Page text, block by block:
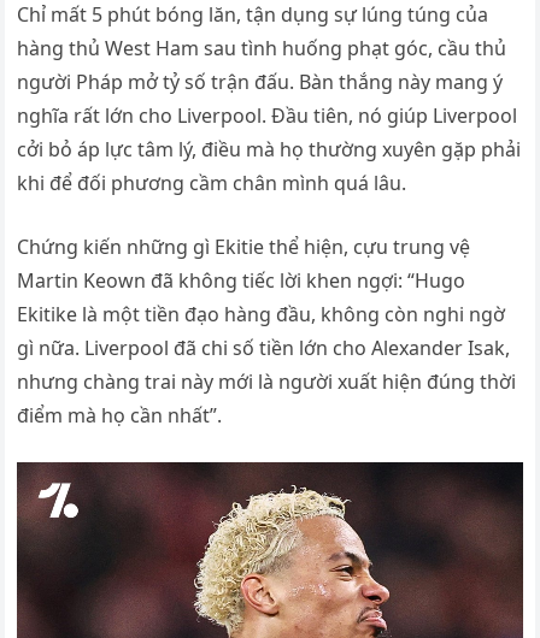
Chỉ mất 5 phút bóng lăn, tận dụng sự lúng túng của
hàng thủ West Ham sau tình huống phạt góc, cầu thủ
người Pháp mở tỷ số trận đấu. Bàn thắng này mang ý
nghĩa rất lớn cho Liverpool. Đầu tiên, nó giúp Liverpool
cởi bỏ áp lực tâm lý, điều mà họ thường xuyên gặp phải
khi để đối phương cầm chân mình quá lâu.
Chứng kiến những gì Ekitie thể hiện, cựu trung vệ
Martin Keown đã không tiếc lời khen ngợi: “Hugo
Ekitike là một tiền đạo hàng đầu, không còn nghi ngờ
gì nữa. Liverpool đã chi số tiền lớn cho Alexander Isak,
nhưng chàng trai này mới là người xuất hiện đúng thời
điểm mà họ cần nhất”.